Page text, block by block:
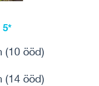
5*
(10 ööd)
(14 ööd)